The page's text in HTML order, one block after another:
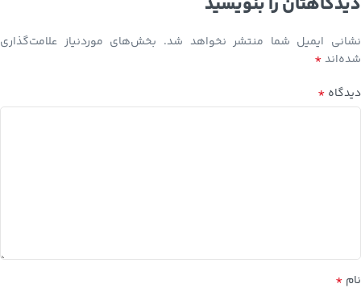
نشانی ایمیل شما منتشر نخواهد شد. بخش‌های موردنیاز علامت‌گذاری
شده‌اند*
دیدگاه *
نام *